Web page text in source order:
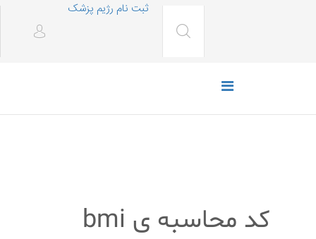
ثبت نام رژیم پزشک
کد محاسبه ی bmi